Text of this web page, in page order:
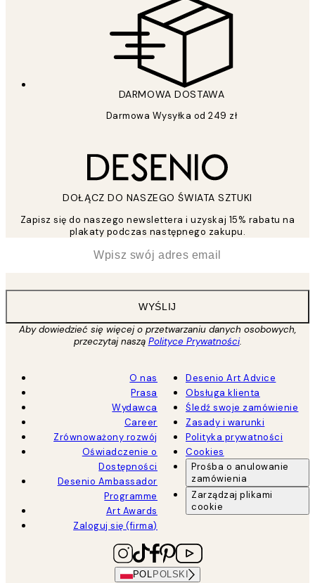
DARMOWA DOSTAWA
Darmowa Wysyłka od 249 zł
DOŁĄCZ DO NASZEGO ŚWIATA SZTUKI
Zapisz się do naszego newslettera i uzyskaj 15% rabatu na
plakaty podczas następnego zakupu.
WYŚLIJ
Aby dowiedzieć się więcej o przetwarzaniu danych osobowych,
przeczytaj naszą Polityce Prywatności.
O nas
Prasa
Wydawca
Career
Zrównoważony rozwój
Oświadczenie o
Dostępności
Desenio Ambassador
Programme
Art Awards
Zaloguj się (firma)
Desenio Art Advice
Obsługa klienta
Śledź swoje zamówienie
Zasady i warunki
Polityka prywatności
Cookies
Prośba o anulowanie
zamówienia
Zarządzaj plikami
cookie
POL POLSKI